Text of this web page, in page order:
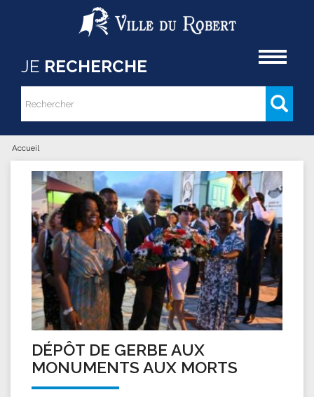
Aller au contenu principal
JE RECHERCHE
Formulaire de recherche
Rechercher
Vous êtes ici
Accueil
DÉPÔT DE GERBE AUX
MONUMENTS AUX MORTS